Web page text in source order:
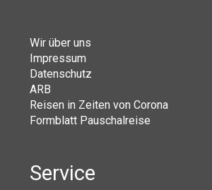
Wir über uns
Impressum
Datenschutz
ARB
Reisen in Zeiten von Corona
Formblatt Pauschalreise
Service